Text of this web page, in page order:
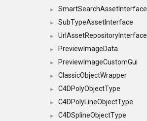
► SmartSearchAssetInterface
► SubTypeAssetInterface
► UrlAssetRepositoryInterface
► PreviewImageData
► PreviewImageCustomGui
► ClassicObjectWrapper
► C4DPolyObjectType
► C4DPolyLineObjectType
► C4DSplineObjectType